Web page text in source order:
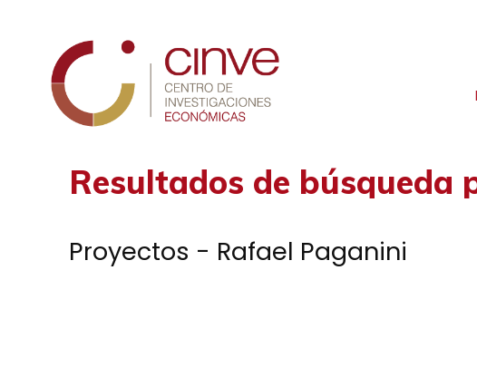
Resultados de búsqueda
Proyectos - Rafael Paganini